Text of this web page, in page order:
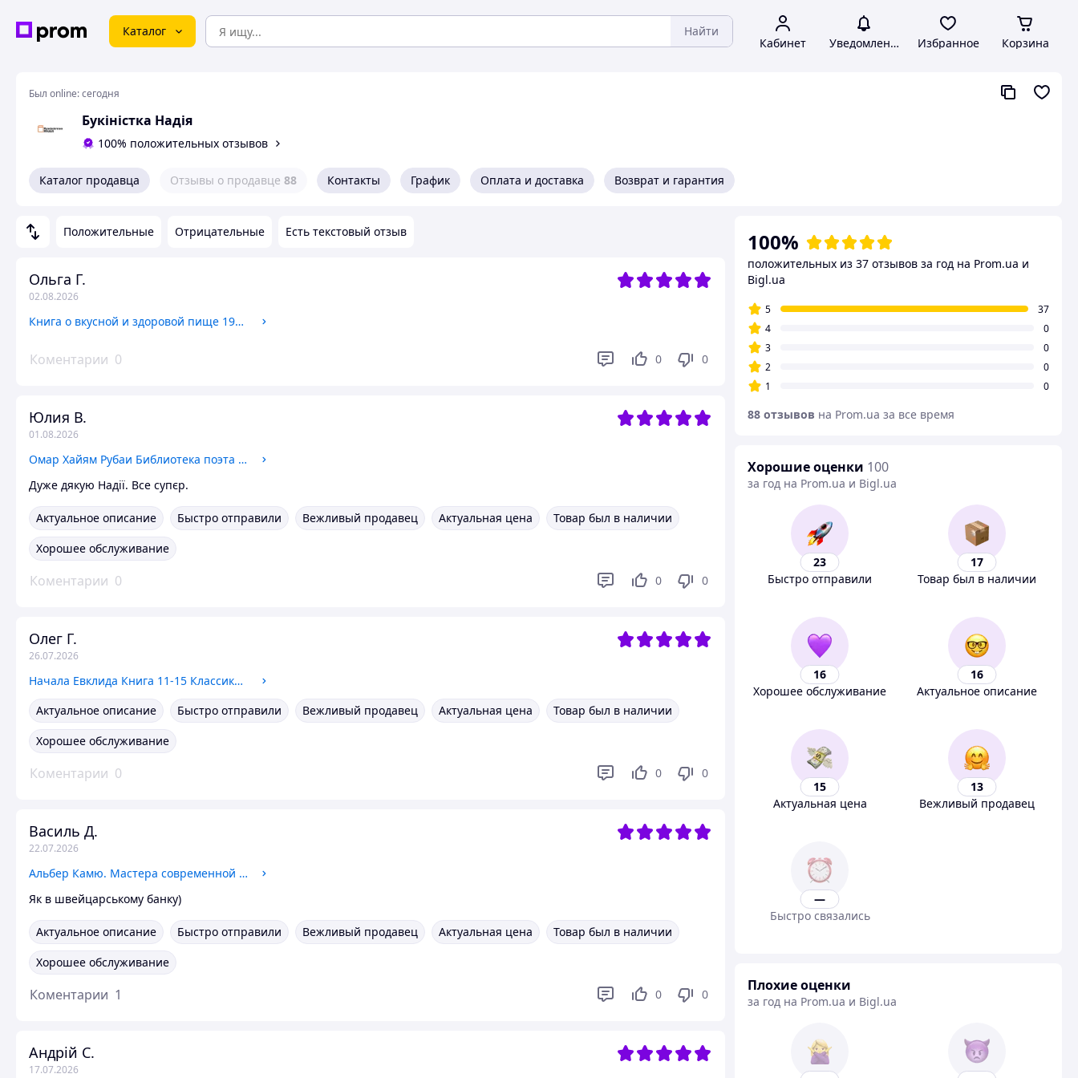
Каталог Найти
Кабинет Уведомления Избранное Корзина
Был online:сегодня
Букіністка Надія
100% положительных отзывов
Каталог продавца Отзывы о продавце 88 Контакты График Оплата и доставка Возврат и гарантия
Положительные Отрицательные Есть текстовый отзыв
Ольга Г.
02.08.2026
Книга о вкусной и здоровой пище 1974 год
Коментарии 0 0 0
Юлия В.
01.08.2026
Омар Хайям Рубаи Библиотека поэта 1986 год
Дуже дякую Надії. Все супєр.
Актуальное описание Быстро отправили Вежливый продавец Актуальная цена
Товар был в наличии
Хорошее обслуживание
Коментарии 0 0 0
Олег Г.
26.07.2026
Начала Евклида Книга 11-15 Классики естествознания Математика Механика Физика Астрономия 1950 год
Актуальное описание
Быстро отправили Вежливый продавец Актуальная цена
Товар был в наличии
Хорошее обслуживание
Коментарии 0 0 0
Василь Д.
22.07.2026
Альбер Камю. Мастера современной прозы. Радуга 1989 год
Як в швейцарському банку)
Актуальное описание Быстро отправили Вежливый продавец Актуальная цена
Товар был в наличии
Хорошее обслуживание
Коментарии 1 0 0
Андрій С.
17.07.2026
100%
положительных из 37 отзывов за год на Prom.ua и
Bigl.ua
5
37
4
0
3
0
2
0
1
0
88 отзывов на Prom.ua за все время
Хорошие оценки 100
за год на Prom.ua и Bigl.ua
23
Быстро отправили
17
Товар был в наличии
16
Хорошее обслуживание
16
Актуальное описание
15
Актуальная цена
13
Вежливый продавец
—
Быстро связались
Плохие оценки
за год на Prom.ua и Bigl.ua